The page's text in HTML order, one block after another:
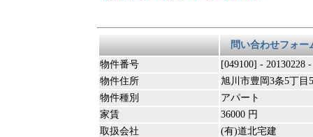
問い合わせフォー
物件番号
[049100] - 20130228
物件住所
旭川市豊岡3条5丁目
物件種別
アパート
家賃
36000 円
取扱会社
(有)道北宅建